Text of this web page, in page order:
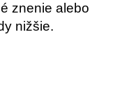
znenie alebo
nižšie.